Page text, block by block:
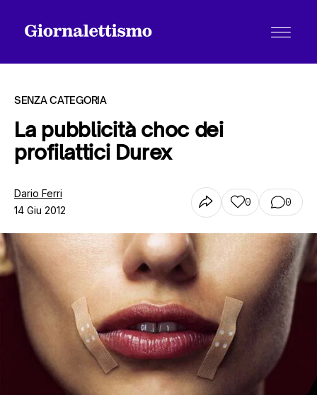
Tutti gli articoli
Chi siamo
Contatti
SENZA CATEGORIA
La pubblicità choc dei
profilattici Durex
Dario Ferri
14 Giu 2012
0 0